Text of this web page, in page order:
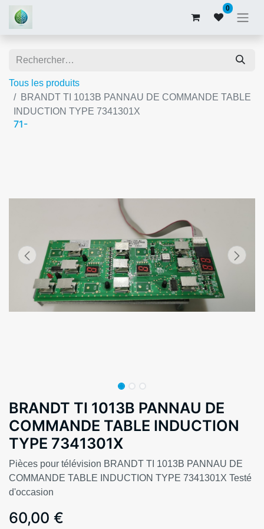
0
Tous les produits
BRANDT TI 1013B PANNAU DE COMMANDE TABLE
INDUCTION TYPE 7341301X
71-
BRANDT TI 1013B PANNAU DE
COMMANDE TABLE INDUCTION
TYPE 7341301X
Pièces pour télévision BRANDT TI 1013B PANNAU DE
COMMANDE TABLE INDUCTION TYPE 7341301X Testé
d'occasion
60,00 €